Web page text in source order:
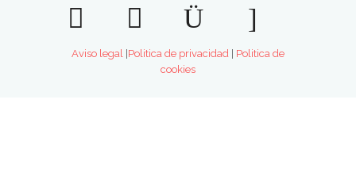
Aviso legal Politica de privacidad
Politica de
cookies